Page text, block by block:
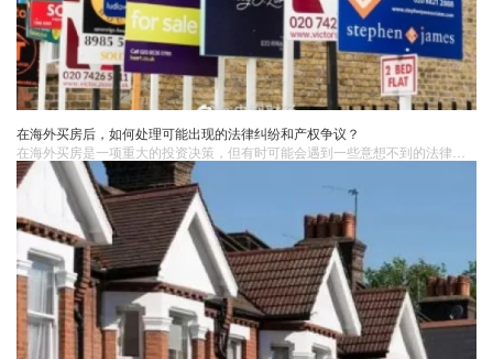
在海外买房后，如何处理可能出现的法律纠纷和产权争议？